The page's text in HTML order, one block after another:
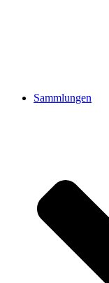
Sammlungen